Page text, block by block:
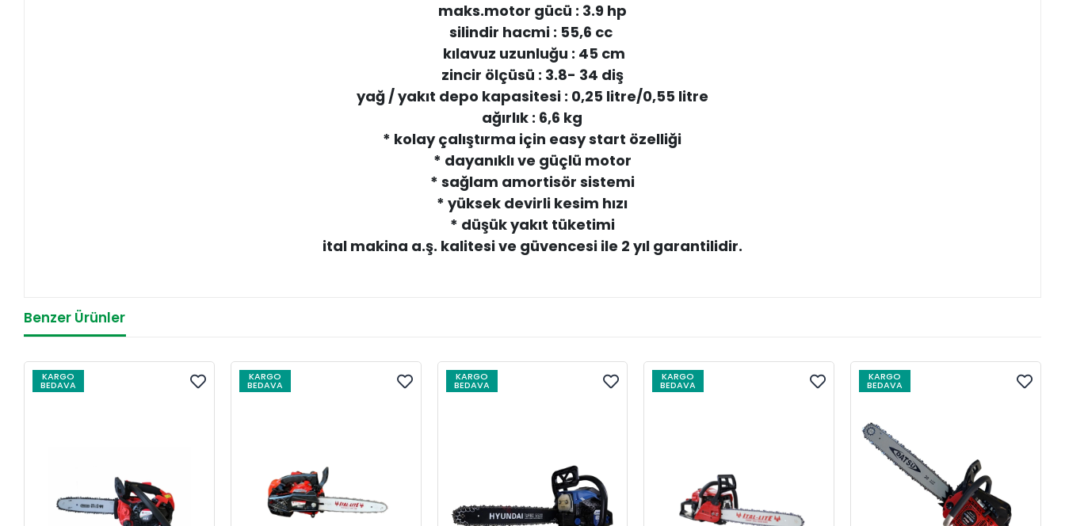
maks.motor gücü : 3.9 hp
silindir hacmi : 55,6 cc
kılavuz uzunluğu : 45 cm
zincir ölçüsü : 3.8- 34 diş
yağ / yakıt depo kapasitesi : 0,25 litre/0,55 litre
ağırlık : 6,6 kg
* kolay çalıştırma için easy start özelliği
* dayanıklı ve güçlü motor
* sağlam amortisör sistemi
* yüksek devirli kesim hızı
* düşük yakıt tüketimi
ital makina a.ş. kalitesi ve güvencesi ile 2 yıl garantilidir.
Benzer Ürünler
KARGO
BEDAVA
KARGO
BEDAVA
KARGO
BEDAVA
KARGO
BEDAVA
KARGO
BEDAVA